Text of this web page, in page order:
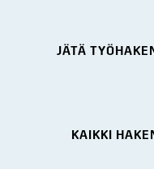
JÄTÄ
KAIKKI